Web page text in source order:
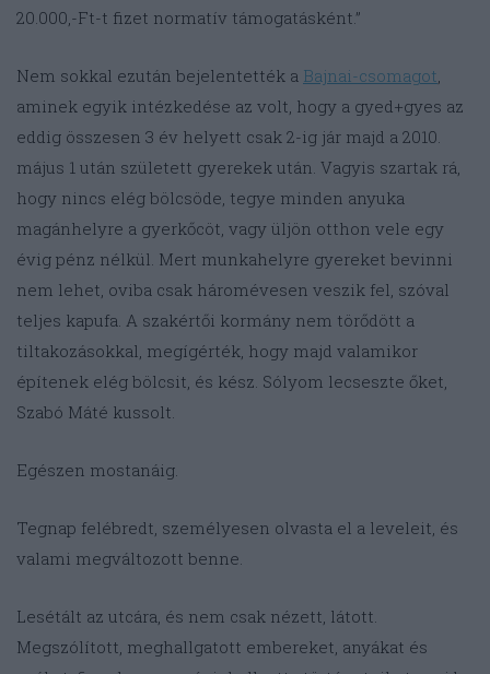
20.000,-Ft-t fizet normatív támogatásként.”
Nem sokkal ezután bejelentették a Bajnai-csomagot,
aminek egyik intézkedése az volt, hogy a gyed+gyes az
eddig összesen 3 év helyett csak 2-ig jár majd a 2010.
május 1 után született gyerekek után. Vagyis szartak rá,
hogy nincs elég bölcsöde, tegye minden anyuka
magánhelyre a gyerkőcöt, vagy üljön otthon vele egy
évig pénz nélkül. Mert munkahelyre gyereket bevinni
nem lehet, oviba csak háromévesen veszik fel, szóval
teljes kapufa. A szakértői kormány nem törődött a
tiltakozásokkal, megígérték, hogy majd valamikor
építenek elég bölcsit, és kész. Sólyom lecseszte őket,
Szabó Máté kussolt.
Egészen mostanáig.
Tegnap felébredt, személyesen olvasta el a leveleit, és
valami megváltozott benne.
Lesétált az utcára, és nem csak nézett, látott.
Megszólított, meghallgatott embereket, anyákat és